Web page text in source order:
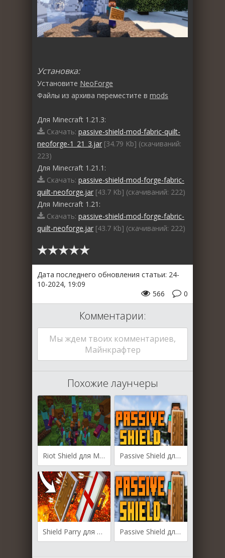
Установка:
Установите NeoForge
Файлы из архива переместите в mods
Для Minecraft 1.21.3:
Скачать: passive-shield-mod-fabric-quilt-
neoforge-1_21_3.jar [34.79 Kb] (cкачиваний:
223)
Для Minecraft 1.21.1:
Скачать: passive-shield-mod-forge-fabric-
quilt-neoforge.jar [43.7 Kb] (cкачиваний: 222)
Для Minecraft 1.21:
Скачать: passive-shield-mod-forge-fabric-
quilt-neoforge.jar [43.7 Kb] (cкачиваний: 222)
Дата последнего обновления статьи: 24-
10-2024, 19:09
0
566
Комментарии:
Мы ждем твоих комментариев,
Майнкрафтер
Похожие лаунчеры
Riot Shield для Майнкрафт [1.20.4, 1.20.3] Passive Shield для Майнкрафт 1.20
Shield Parry для Майнкрафт [1.19.4, 1.19.3, 1.19.2] Passive Shield для Майнкрафт [1.19.3, 1.19.2, 1.19.1]